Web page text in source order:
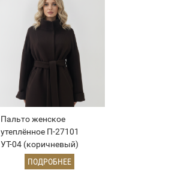
Пальто женское
утеплённое П-27101
УТ-04 (коричневый)
ПОДРОБНЕЕ